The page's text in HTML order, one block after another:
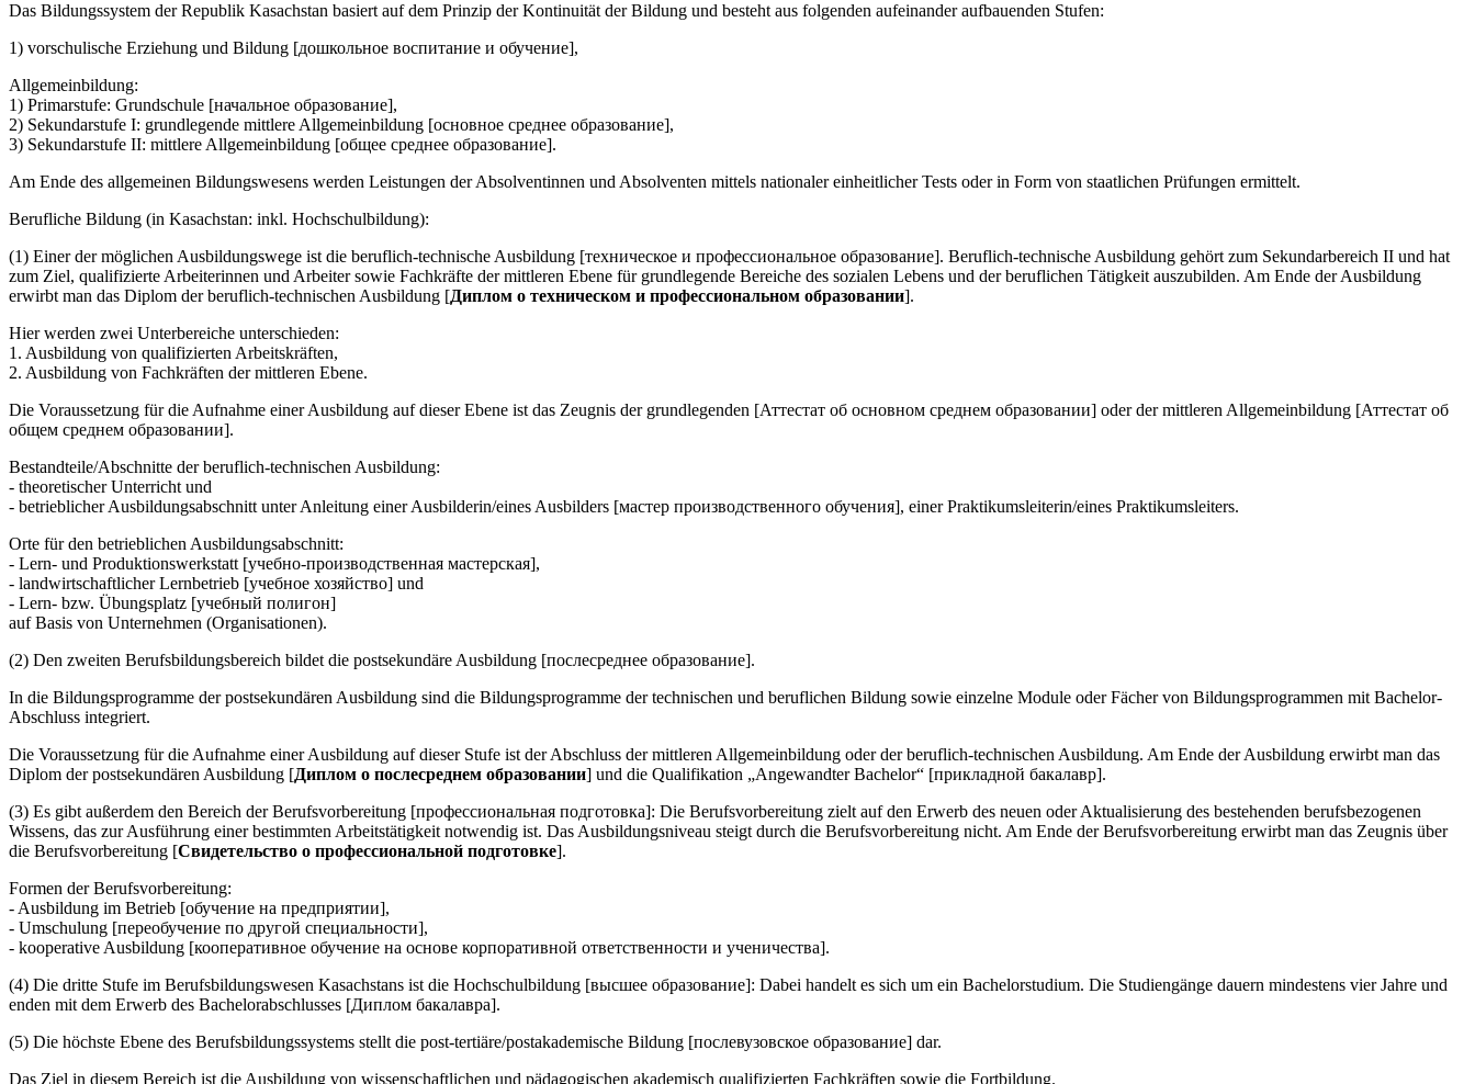
Das Bildungssystem der Republik Kasachstan basiert auf dem Prinzip der Kontinuität der Bildung und besteht aus folgenden aufeinander aufbauenden Stufen:
1) vorschulische Erziehung und Bildung [дошкольное воспитание и обучение],
Allgemeinbildung:
1) Primarstufe: Grundschule [начальное образование],
2) Sekundarstufe I: grundlegende mittlere Allgemeinbildung [основное среднее образование],
3) Sekundarstufe II: mittlere Allgemeinbildung [общее cреднее образование].
Am Ende des allgemeinen Bildungswesens werden Leistungen der Absolventinnen und Absolventen mittels nationaler einheitlicher Tests oder in Form von staatlichen Prüfungen ermittelt.
Berufliche Bildung (in Kasachstan: inkl. Hochschulbildung):
(1) Einer der möglichen Ausbildungswege ist die beruflich-technische Ausbildung [техническое и профессиональное образование]. Beruflich-technische Ausbildung gehört zum Sekundarbereich II und hat
zum Ziel, qualifizierte Arbeiterinnen und Arbeiter sowie Fachkräfte der mittleren Ebene für grundlegende Bereiche des sozialen Lebens und der beruflichen Tätigkeit auszubilden. Am Ende der Ausbildung
erwirbt man das Diplom der beruflich-technischen Ausbildung [Диплом о техническом и профессиональном образовании].
Hier werden zwei Unterbereiche unterschieden:
1. Ausbildung von qualifizierten Arbeitskräften,
2. Ausbildung von Fachkräften der mittleren Ebene.
Die Voraussetzung für die Aufnahme einer Ausbildung auf dieser Ebene ist das Zeugnis der grundlegenden [Аттестат об основном среднем образовании] oder der mittleren Allgemeinbildung [Аттестат об
общем среднем образовании].
Bestandteile/Abschnitte der beruflich-technischen Ausbildung:
- theoretischer Unterricht und
- betrieblicher Ausbildungsabschnitt unter Anleitung einer Ausbilderin/eines Ausbilders [мастер производственного обучения], einer Praktikumsleiterin/eines Praktikumsleiters.
Orte für den betrieblichen Ausbildungsabschnitt:
- Lern- und Produktionswerkstatt [учебно-производственная мастерская],
- landwirtschaftlicher Lernbetrieb [учебное хозяйство] und
- Lern- bzw. Übungsplatz [учебный полигон]
auf Basis von Unternehmen (Organisationen).
(2) Den zweiten Berufsbildungsbereich bildet die postsekundäre Ausbildung [послесреднее образование].
In die Bildungsprogramme der postsekundären Ausbildung sind die Bildungsprogramme der technischen und beruflichen Bildung sowie einzelne Module oder Fächer von Bildungsprogrammen mit Bachelor-
Abschluss integriert.
Die Voraussetzung für die Aufnahme einer Ausbildung auf dieser Stufe ist der Abschluss der mittleren Allgemeinbildung oder der beruflich-technischen Ausbildung. Am Ende der Ausbildung erwirbt man das
Diplom der postsekundären Ausbildung [Диплом о послесреднем образовании] und die Qualifikation „Angewandter Bachelor“ [прикладной бакалавр].
(3) Es gibt außerdem den Bereich der Berufsvorbereitung [профессиональная подготовка]: Die Berufsvorbereitung zielt auf den Erwerb des neuen oder Aktualisierung des bestehenden berufsbezogenen
Wissens, das zur Ausführung einer bestimmten Arbeitstätigkeit notwendig ist. Das Ausbildungsniveau steigt durch die Berufsvorbereitung nicht. Am Ende der Berufsvorbereitung erwirbt man das Zeugnis über
die Berufsvorbereitung [Свидетельство о профессиональной подготовке].
Formen der Berufsvorbereitung:
- Ausbildung im Betrieb [обучение на предприятии],
- Umschulung [переобучение по другой специальности],
- kooperative Ausbildung [кооперативное обучение на основе корпоративной ответственности и ученичества].
(4) Die dritte Stufe im Berufsbildungswesen Kasachstans ist die Hochschulbildung [высшее образование]: Dabei handelt es sich um ein Bachelorstudium. Die Studiengänge dauern mindestens vier Jahre und
enden mit dem Erwerb des Bachelorabschlusses [Диплом бакалавра].
(5) Die höchste Ebene des Berufsbildungssystems stellt die post-tertiäre/postakademische Bildung [послевузовское образование] dar.
Das Ziel in diesem Bereich ist die Ausbildung von wissenschaftlichen und pädagogischen akademisch qualifizierten Fachkräften sowie die Fortbildung.